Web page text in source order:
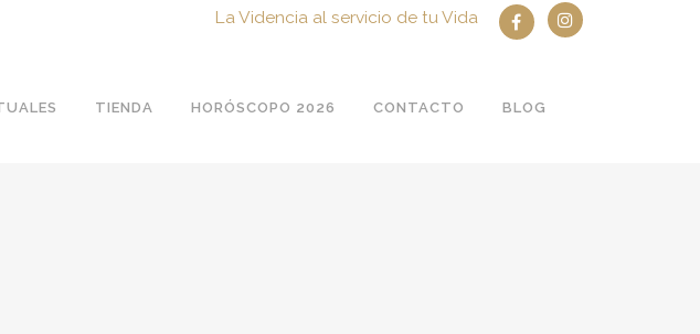
La Videncia al servicio de tu Vida
TIENDA HORÓSCOPO 2026 CONTACTO BLOG